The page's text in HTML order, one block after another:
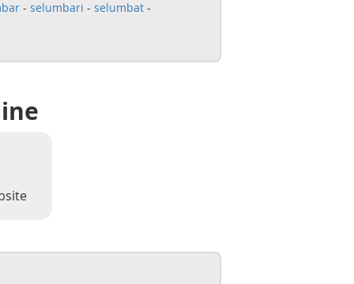
- selumbari - selumbat-